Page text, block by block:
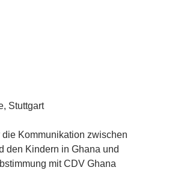
Stuttgart
Kommunikation zwischen
den Kindern in Ghana und
mit CDV Ghana